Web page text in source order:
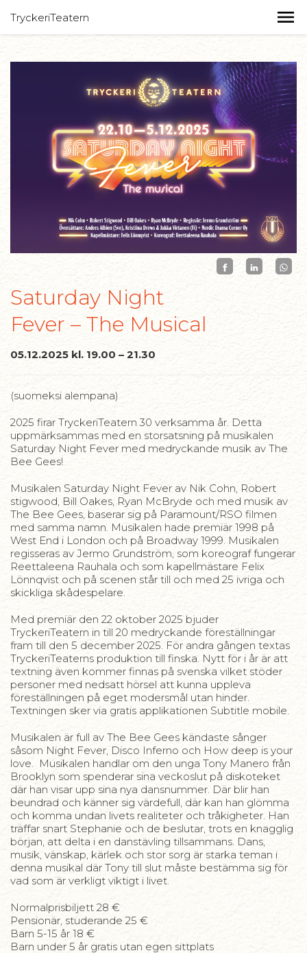
TryckeriTeatern
Saturday Night
Fever – The Musical
05.12.2025 kl. 19.00 – 21.30
(suomeksi alempana)
2025 firar TryckeriTeatern 30 verksamma år. Detta
uppmärksammas med en storsatsning på musikalen
Saturday Night Fever med medryckande musik av The
Bee Gees!
Musikalen Saturday Night Fever av Nik Cohn, Robert
stigwood, Bill Oakes, Ryan McBryde och med musik av
The Bee Gees, baserar sig på Paramount/RSO filmen
med samma namn. Musikalen hade premiär 1998 på
West End i London och på Broadway 1999. Musikalen
regisseras av Jermo Grundström, som koreograf fungerar
Reettaleena Rauhala och som kapellmästare Felix
Lönnqvist och på scenen står till och med 25 ivriga och
skickliga skådespelare.
Med premiär den 22 oktober 2025 bjuder
TryckeriTeatern in till 20 medryckande föreställningar
fram till den 5 december 2025. För andra gången textas
TryckeriTeaterns produktion till finska. Nytt för i år är att
textning även kommer finnas på svenska vilket stöder
personer med nedsatt hörsel att kunna uppleva
föreställningen på eget modersmål utan hinder.
Textningen sker via gratis applikationen Subtitle mobile.
Musikalen är full av The Bee Gees kändaste sånger
såsom Night Fever, Disco Inferno och How deep is your
love. Musikalen handlar om den unga Tony Manero från
Brooklyn som spenderar sina veckoslut på diskoteket
där han visar upp sina nya dansnummer. Där blir han
beundrad och känner sig värdefull, där kan han glömma
och komma undan livets realiteter och tråkigheter. Han
träffar snart Stephanie och de beslutar, trots en knagglig
början, att delta i en danstävling tillsammans. Dans,
musik, vänskap, kärlek och stor sorg är starka teman i
denna musikal där Tony till slut måste bestämma sig för
vad som är verkligt viktigt i livet.
Normalprisbiljett 28 €
Pensionär, studerande 25 €
Barn 5-15 år 18 €
Barn under 5 år gratis utan egen sittplats